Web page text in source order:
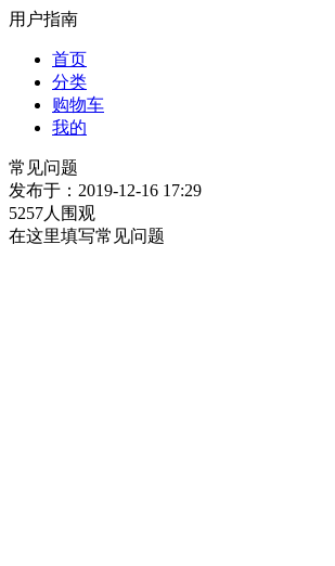
用户指南
首页
分类
购物车
我的
常见问题
发布于：2019-12-16 17:29
5257人围观
在这里填写常见问题